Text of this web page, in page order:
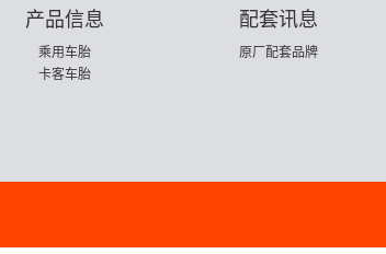
产品信息
乘用车胎
卡客车胎
配套讯息
原厂配套品牌